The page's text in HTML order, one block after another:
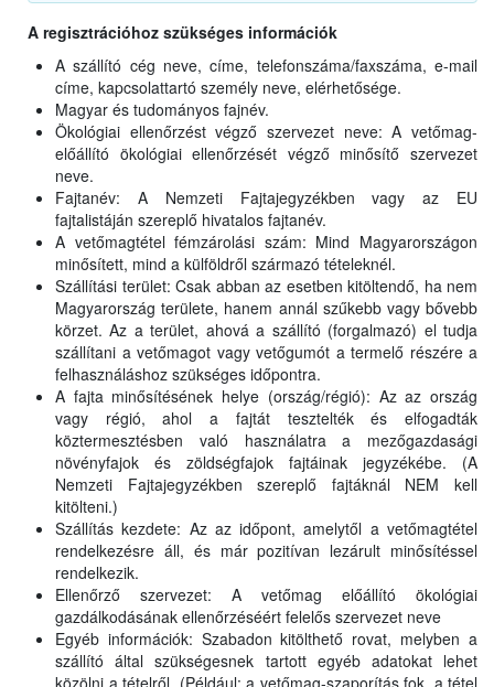
A regisztrációhoz szükséges információk
A szállító cég neve, címe, telefonszáma/faxszáma, e-mail
címe, kapcsolattartó személy neve, elérhetősége.
Magyar és tudományos fajnév.
Ökológiai ellenőrzést végző szervezet neve: A vetőmag-
előállító ökológiai ellenőrzését végző minősítő szervezet
neve.
Fajtanév: A Nemzeti Fajtajegyzékben vagy az EU
fajtalistáján szereplő hivatalos fajtanév.
A vetőmagtétel fémzárolási szám: Mind Magyarországon
minősített, mind a külföldről származó tételeknél.
Szállítási terület: Csak abban az esetben kitöltendő, ha nem
Magyarország területe, hanem annál szűkebb vagy bővebb
körzet. Az a terület, ahová a szállító (forgalmazó) el tudja
szállítani a vetőmagot vagy vetőgumót a termelő részére a
felhasználáshoz szükséges időpontra.
A fajta minősítésének helye (ország/régió): Az az ország
vagy régió, ahol a fajtát tesztelték és elfogadták
köztermesztésben való használatra a mezőgazdasági
növényfajok és zöldségfajok fajtáinak jegyzékébe. (A
Nemzeti Fajtajegyzékben szereplő fajtáknál NEM kell
kitölteni.)
Szállítás kezdete: Az az időpont, amelytől a vetőmagtétel
rendelkezésre áll, és már pozitívan lezárult minősítéssel
rendelkezik.
Ellenőrző szervezet: A vetőmag előállító ökológiai
gazdálkodásának ellenőrzéséért felelős szervezet neve
Egyéb információk: Szabadon kitölthető rovat, melyben a
szállító által szükségesnek tartott egyéb adatokat lehet